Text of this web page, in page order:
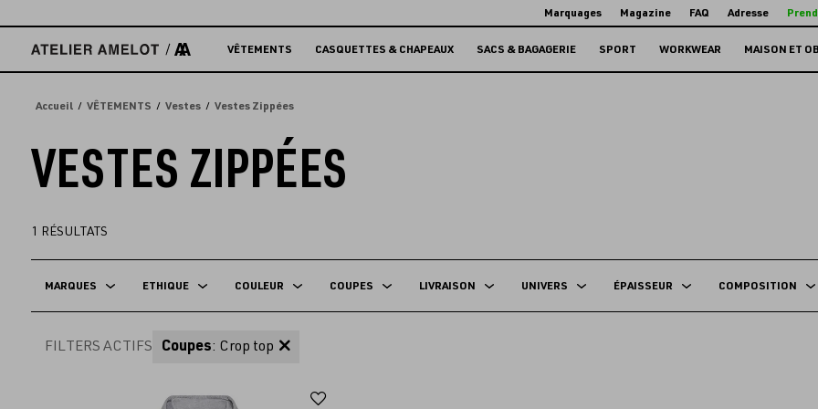
directement
contenu
Marquages Magazine FAQ Adresse
VÊTEMENTS CASQUETTES & CHAPEAUX SACS & BAGAGERIE SPORT WORKWEAR MAISON ET
Accueil VÊTEMENTS Vestes Vestes Zippées
VESTES ZIPPÉES
1 RÉSULTATS
MARQUES ETHIQUE COULEUR COUPES LIVRAISON UNIVERS ÉPAISSEUR COMPOSITION
FILTERS ACTIFS Coupes: Crop top